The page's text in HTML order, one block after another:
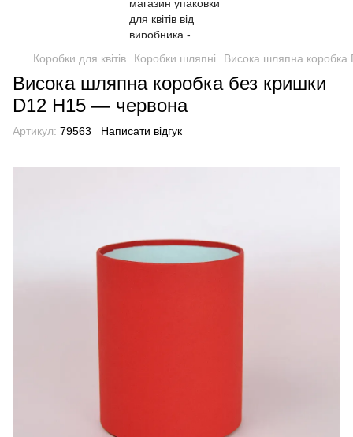
Коробки для квітів Коробки шляпні Висока шляпна коробка
Висока шляпна коробка без кришки
D12 H15 — червона
Артикул: 79563 Написати відгук